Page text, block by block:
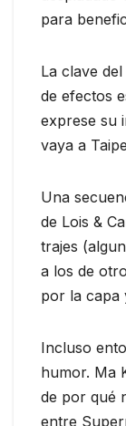
para
La clave
de efectos
exprese su
vaya a
Una
de Lois &
trajes
a los de
por la capa
Incluso
humor. Ma
de por qué
entre